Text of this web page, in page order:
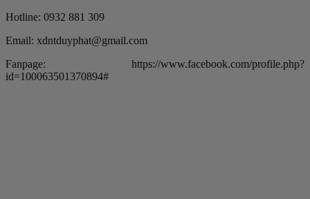
Hotline: 0932 881 309
Email: xdntduyphat@gmail.com
Fanpage: https://www.facebook.com/profile.php?
id=100063501370894#